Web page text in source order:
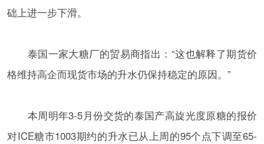
础上进一步下滑。
泰国一家大糖厂的贸易商指出：“这也解释了期货价
格维持高企而现货市场的升水仍保持稳定的原因。”
本周明年3-5月份交货的泰国产高旋光度原糖的报价
对ICE糖市1003期约的升水已从上周的95个点下调至65-